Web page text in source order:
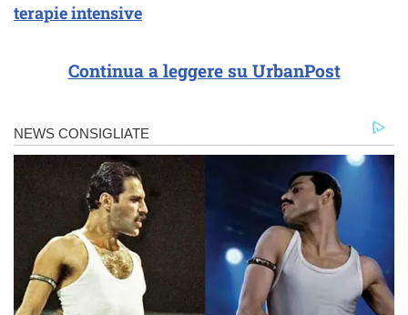
terapie intensive
Continua a leggere su UrbanPost